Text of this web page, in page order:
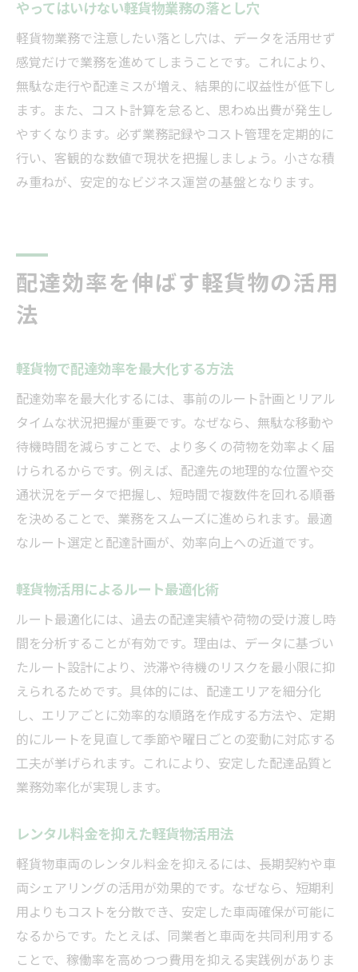
やってはいけない軽貨物業務の落とし穴
軽貨物業務で注意したい落とし穴は、データを活用せず
感覚だけで業務を進めてしまうことです。これにより、
無駄な走行や配達ミスが増え、結果的に収益性が低下し
ます。また、コスト計算を怠ると、思わぬ出費が発生し
やすくなります。必ず業務記録やコスト管理を定期的に
行い、客観的な数値で現状を把握しましょう。小さな積
み重ねが、安定的なビジネス運営の基盤となります。
配達効率を伸ばす軽貨物の活用
法
軽貨物で配達効率を最大化する方法
配達効率を最大化するには、事前のルート計画とリアル
タイムな状況把握が重要です。なぜなら、無駄な移動や
待機時間を減らすことで、より多くの荷物を効率よく届
けられるからです。例えば、配達先の地理的な位置や交
通状況をデータで把握し、短時間で複数件を回れる順番
を決めることで、業務をスムーズに進められます。最適
なルート選定と配達計画が、効率向上への近道です。
軽貨物活用によるルート最適化術
ルート最適化には、過去の配達実績や荷物の受け渡し時
間を分析することが有効です。理由は、データに基づい
たルート設計により、渋滞や待機のリスクを最小限に抑
えられるためです。具体的には、配達エリアを細分化
し、エリアごとに効率的な順路を作成する方法や、定期
的にルートを見直して季節や曜日ごとの変動に対応する
工夫が挙げられます。これにより、安定した配達品質と
業務効率化が実現します。
レンタル料金を抑えた軽貨物活用法
軽貨物車両のレンタル料金を抑えるには、長期契約や車
両シェアリングの活用が効果的です。なぜなら、短期利
用よりもコストを分散でき、安定した車両確保が可能に
なるからです。たとえば、同業者と車両を共同利用する
ことで、稼働率を高めつつ費用を抑える実践例がありま